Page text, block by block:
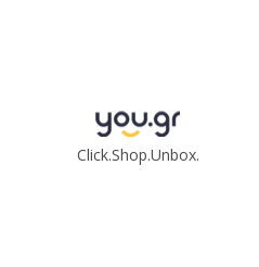
Click.Shop.Unbox.